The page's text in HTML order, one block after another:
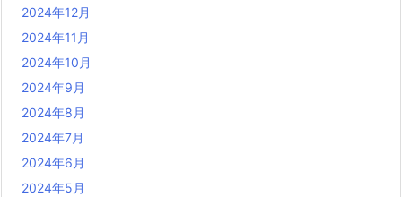
2024年12月
2024年11月
2024年10月
2024年9月
2024年8月
2024年7月
2024年6月
2024年5月